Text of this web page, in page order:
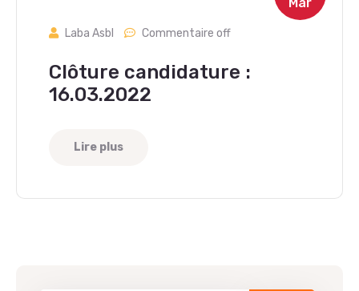
Laba Asbl Commentaire off
Clôture candidature :
16.03.2022
Lire plus